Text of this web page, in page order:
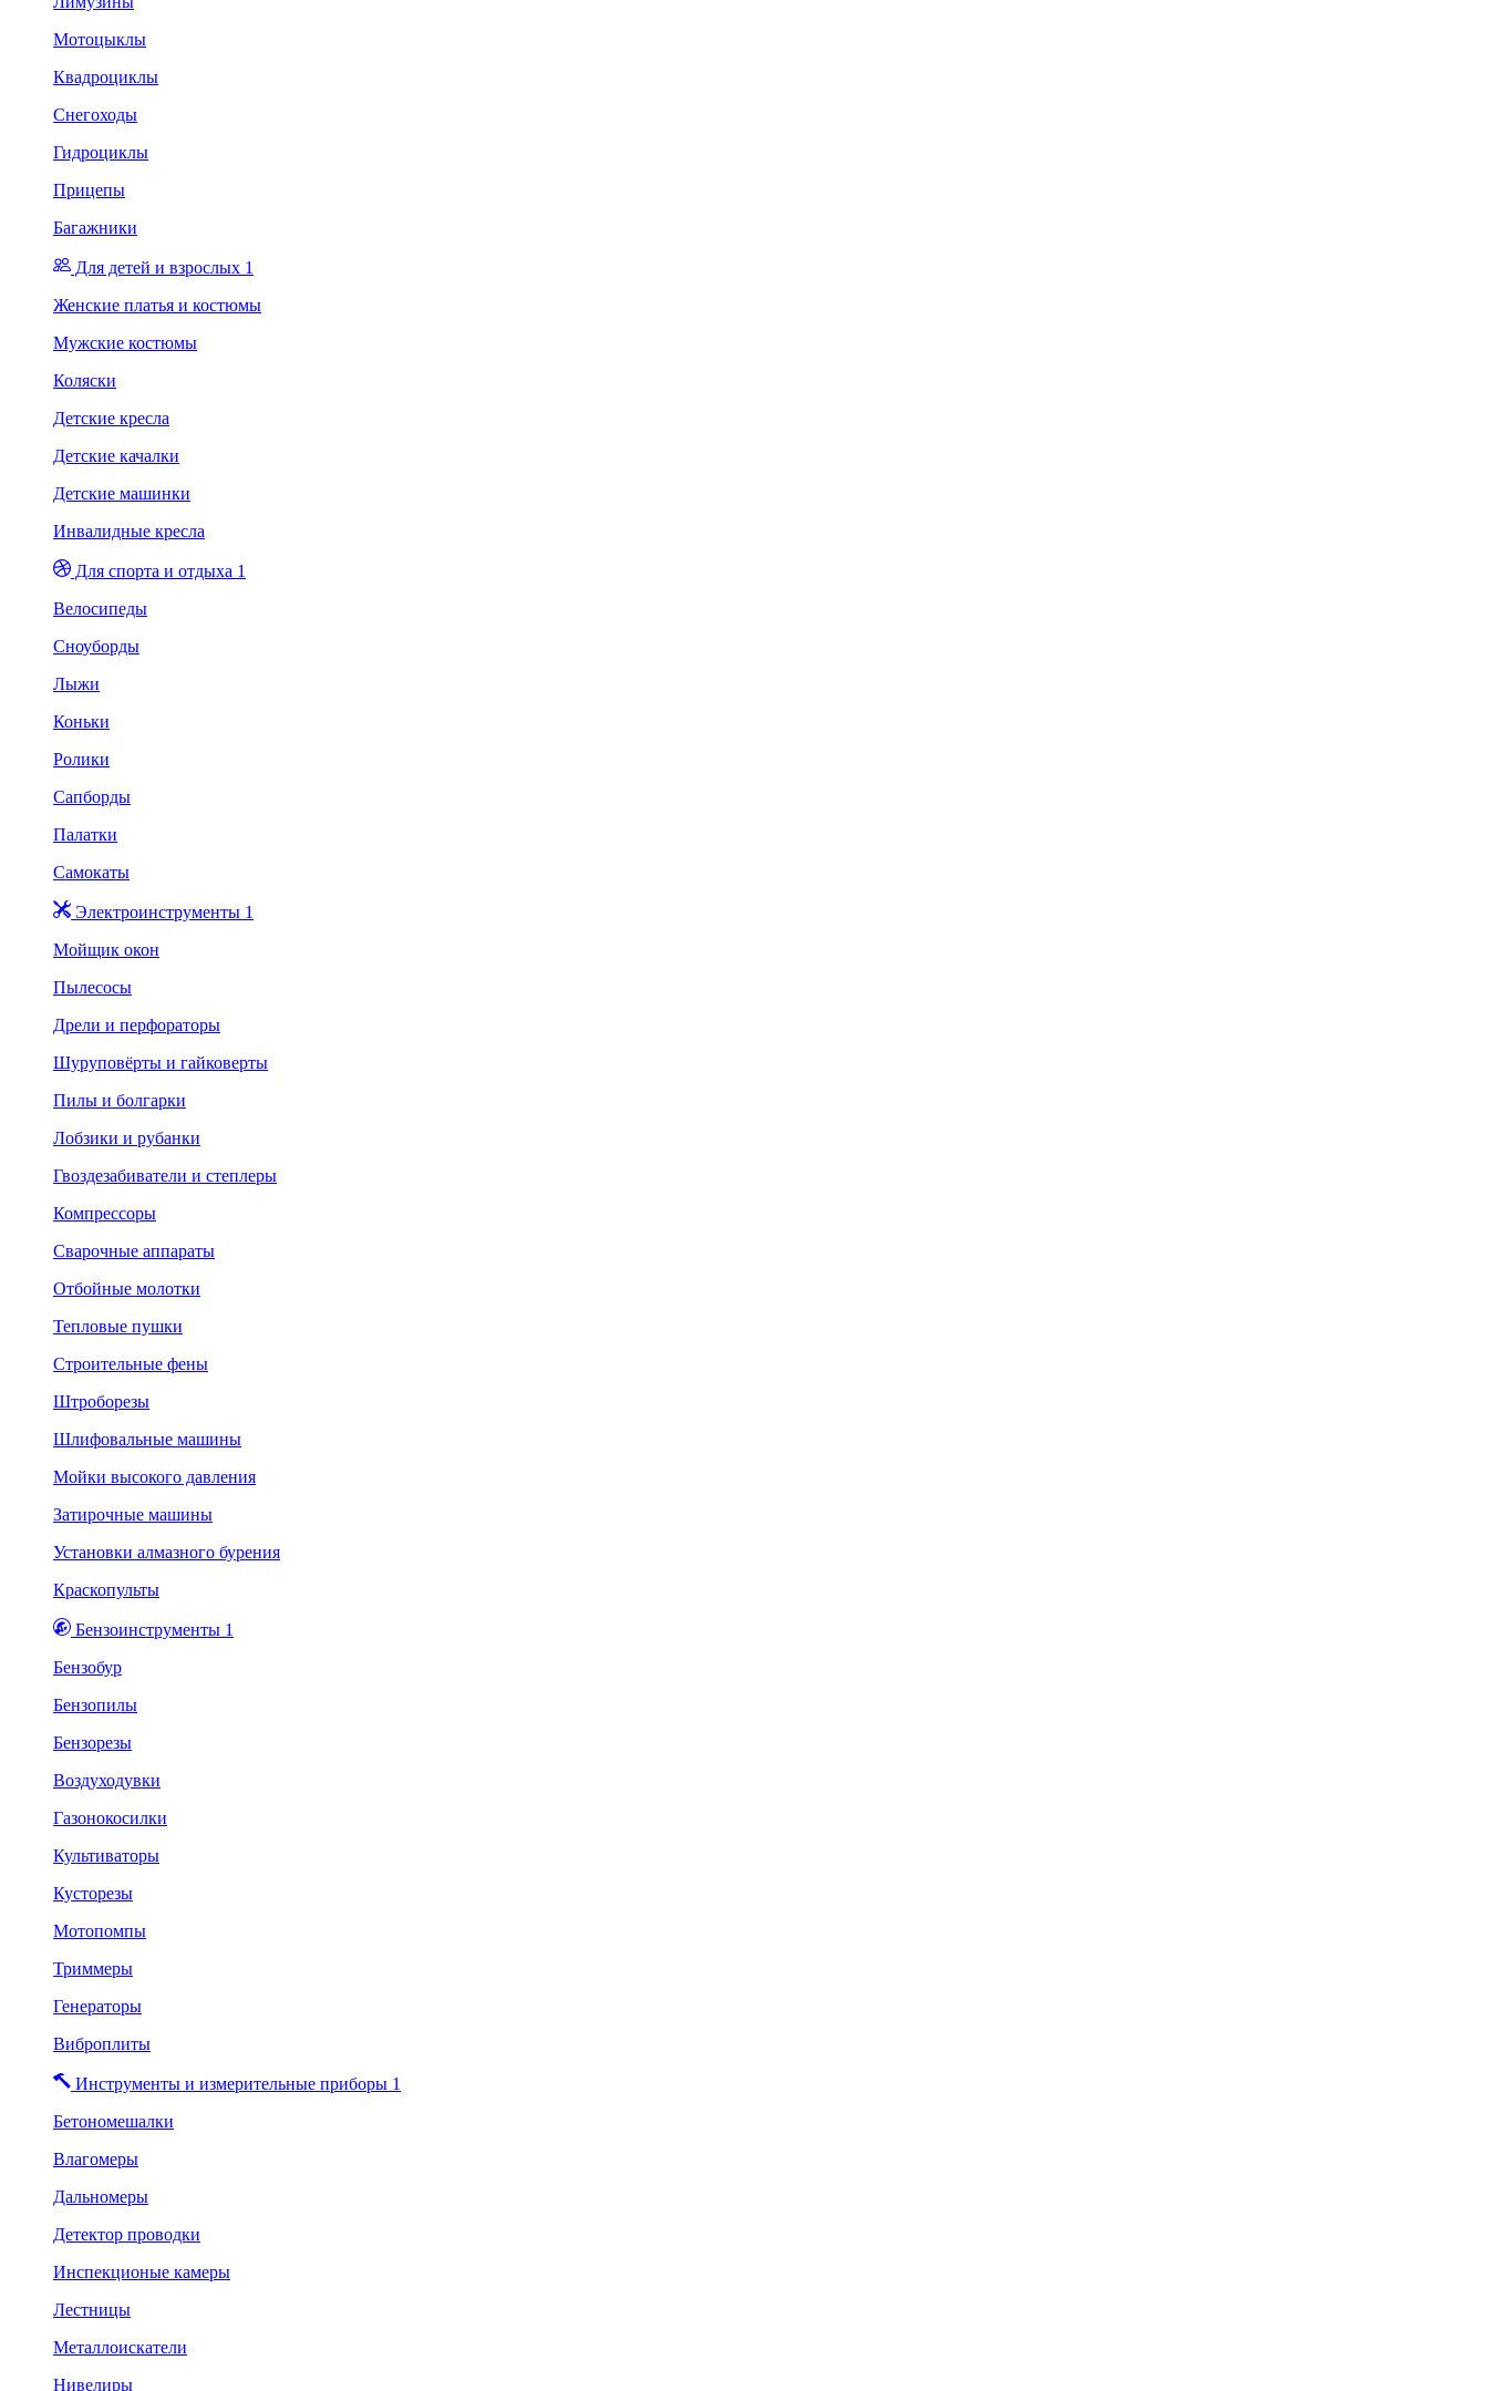
Мотоцыклы
Квадроциклы
Снегоходы
Гидроциклы
Прицепы
Багажники
Для детей и взрослых 1
Женские платья и костюмы
Мужские костюмы
Коляски
Детские кресла
Детские качалки
Детские машинки
Инвалидные кресла
Для спорта и отдыха 1
Велосипеды
Сноуборды
Лыжи
Коньки
Ролики
Сапборды
Палатки
Самокаты
Электроинструменты 1
Мойщик окон
Пылесосы
Дрели и перфораторы
Шуруповёрты и гайковерты
Пилы и болгарки
Лобзики и рубанки
Гвоздезабиватели и степлеры
Компрессоры
Сварочные аппараты
Отбойные молотки
Тепловые пушки
Строительные фены
Штроборезы
Шлифовальные машины
Мойки высокого давления
Затирочные машины
Установки алмазного бурения
Краскопульты
Бензоинструменты 1
Бензобур
Бензопилы
Бензорезы
Воздуходувки
Газонокосилки
Культиваторы
Кусторезы
Мотопомпы
Триммеры
Генераторы
Виброплиты
Инструменты и измерительные приборы 1
Бетономешалки
Влагомеры
Дальномеры
Детектор проводки
Инспекционые камеры
Лестницы
Металлоискатели
Нивелиры